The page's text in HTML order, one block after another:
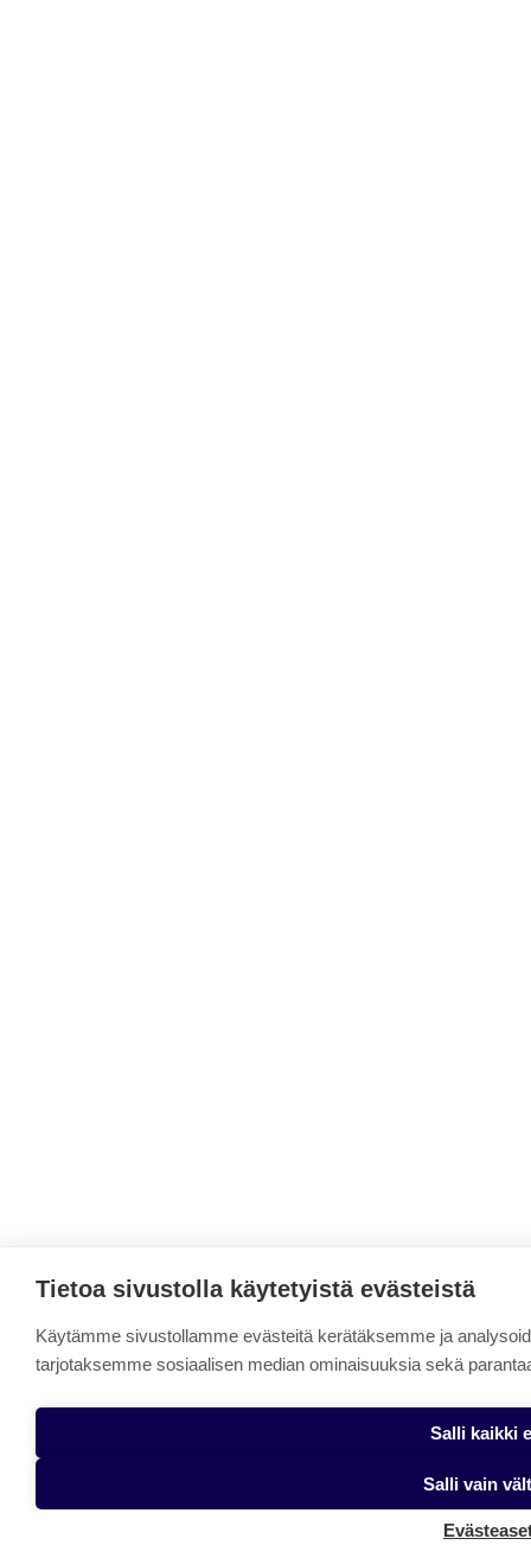
Tietoa sivustolla käytetyistä evästeistä
Käytämme sivustollamme evästeitä kerätäksemme ja
tarjotaksemme sosiaalisen median ominaisuuksia sekä
Salli kaikki
Salli vain